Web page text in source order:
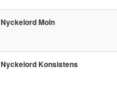
Nyckelord Moln
Nyckelord Konsistens